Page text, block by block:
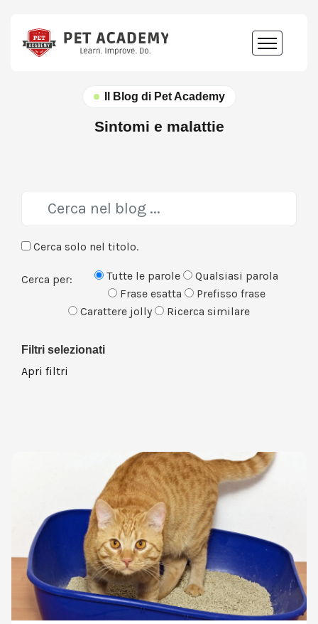
Il Blog di Pet Academy
Sintomi e malattie
Cerca solo nel titolo.
Cerca per: Tutte le parole
Qualsiasi parola
Frase esatta
Prefisso frase
Carattere jolly
Ricerca similare
Filtri selezionati
Apri filtri